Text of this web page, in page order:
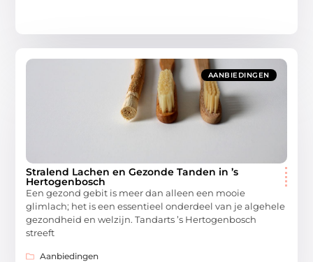
AANBIEDINGEN
Stralend Lachen en Gezonde Tanden in ’s
Hertogenbosch
Een gezond gebit is meer dan alleen een mooie
glimlach; het is een essentieel onderdeel van je algehele
gezondheid en welzijn. Tandarts ’s Hertogenbosch
streeft
Aanbiedingen